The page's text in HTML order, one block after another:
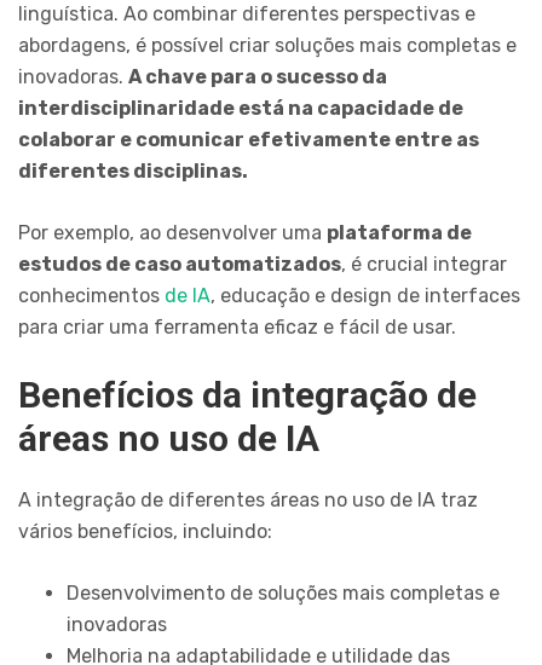
linguística. Ao combinar diferentes perspectivas e
abordagens, é possível criar soluções mais completas e
inovadoras. A chave para o sucesso da
interdisciplinaridade está na capacidade de
colaborar e comunicar efetivamente entre as
diferentes disciplinas.
Por exemplo, ao desenvolver uma plataforma de
estudos de caso automatizados, é crucial integrar
conhecimentos de IA, educação e design de interfaces
para criar uma ferramenta eficaz e fácil de usar.
Benefícios da integração de
áreas no uso de IA
A integração de diferentes áreas no uso de IA traz
vários benefícios, incluindo:
Desenvolvimento de soluções mais completas e
inovadoras
Melhoria na adaptabilidade e utilidade das